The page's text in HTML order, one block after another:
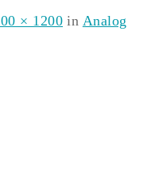
× 1200 in Analog